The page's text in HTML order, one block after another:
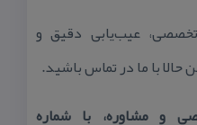
عیب‌یابی دقیق و
با ما در تماس باشید.
و مشاوره، با شماره